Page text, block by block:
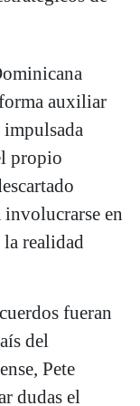
auxiliar
propio
en
la realidad
fueran
del
Pete
dudas el